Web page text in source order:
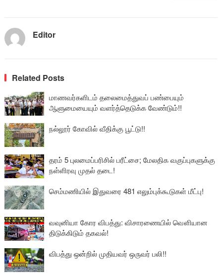
Editor
Related Posts
மாணவர்களிடம் தலைமைத்துவப் பண்பையும்
ஆளுமையையும் வளர்த்தெடுக்க வேண்டும்!!
நல்லூர் கோவில் வீதிக்கு பூட்டு!!
தரம் 5 புலமைப்பரிசில் பரீட்சை; மேலதிக வகுப்புகளுக்கு
நள்ளிரவு முதல் தடை!
செம்மணியில் இதுவரை 481 எலும்புக்கூடுகள் மீட்பு!
வவுனியா கோர விபத்து: விசாரணையில் வௌியான
திடுக்கிடும் தகவல்!
விபத்து ஒன்றில் முதியவர் ஒருவர் பலி!!